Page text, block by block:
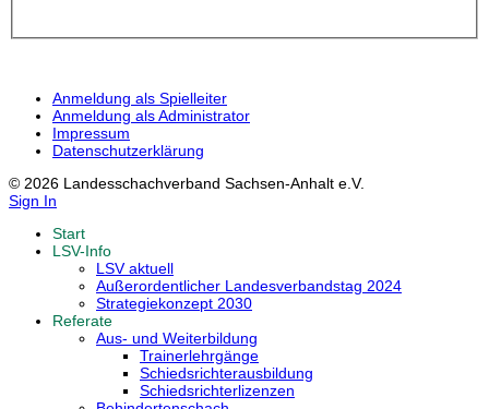
Anmeldung als Spielleiter
Anmeldung als Administrator
Impressum
Datenschutzerklärung
© 2026 Landesschachverband Sachsen-Anhalt e.V.
Sign In
Start
LSV-Info
LSV aktuell
Außerordentlicher Landesverbandstag 2024
Strategiekonzept 2030
Referate
Aus- und Weiterbildung
Trainerlehrgänge
Schiedsrichterausbildung
Schiedsrichterlizenzen